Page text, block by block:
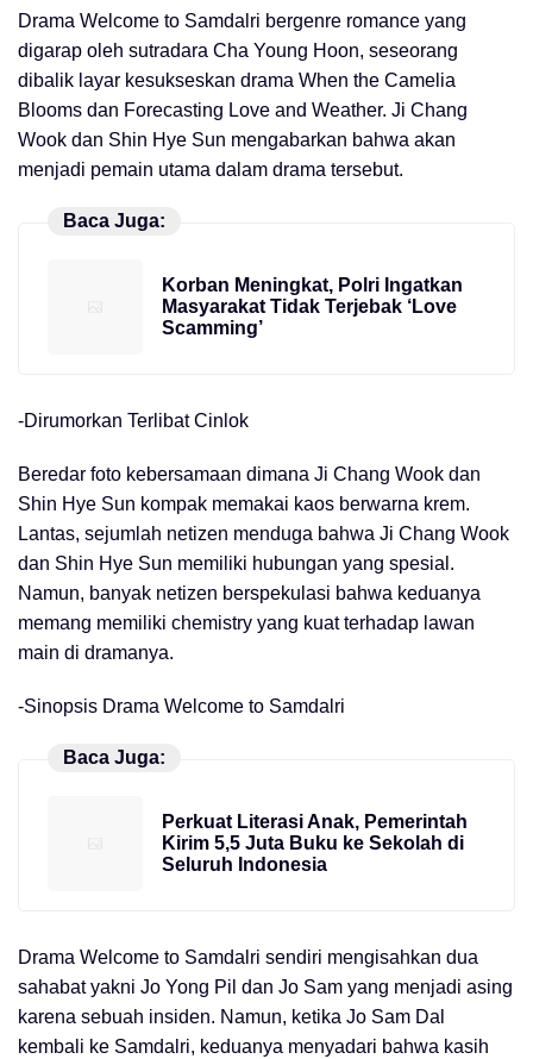
Drama Welcome to Samdalri bergenre romance yang
digarap oleh sutradara Cha Young Hoon, seseorang
dibalik layar kesukseskan drama When the Camelia
Blooms dan Forecasting Love and Weather. Ji Chang
Wook dan Shin Hye Sun mengabarkan bahwa akan
menjadi pemain utama dalam drama tersebut.
Baca Juga:
Korban Meningkat, Polri Ingatkan
Masyarakat Tidak Terjebak ‘Love
Scamming’
-Dirumorkan Terlibat Cinlok
Beredar foto kebersamaan dimana Ji Chang Wook dan
Shin Hye Sun kompak memakai kaos berwarna krem.
Lantas, sejumlah netizen menduga bahwa Ji Chang Wook
dan Shin Hye Sun memiliki hubungan yang spesial.
Namun, banyak netizen berspekulasi bahwa keduanya
memang memiliki chemistry yang kuat terhadap lawan
main di dramanya.
-Sinopsis Drama Welcome to Samdalri
Baca Juga:
Perkuat Literasi Anak, Pemerintah
Kirim 5,5 Juta Buku ke Sekolah di
Seluruh Indonesia
Drama Welcome to Samdalri sendiri mengisahkan dua
sahabat yakni Jo Yong Pil dan Jo Sam yang menjadi asing
karena sebuah insiden. Namun, ketika Jo Sam Dal
kembali ke Samdalri, keduanya menyadari bahwa kasih